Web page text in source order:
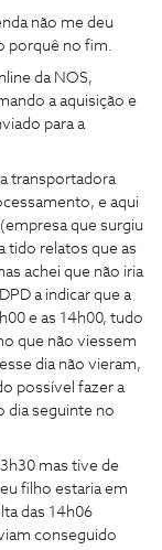
não me deu
porquê no fim.
da NOS,
a aquisição e
para a
transportadora
e aqui
que surgiu
tido relatos que as
achei que não iria
a indicar que a
e as 14h00, tudo
que não viessem
dia não vieram,
possível fazer a
dia seguinte no
mas tive de
filho estaria em
das 14h06
conseguido